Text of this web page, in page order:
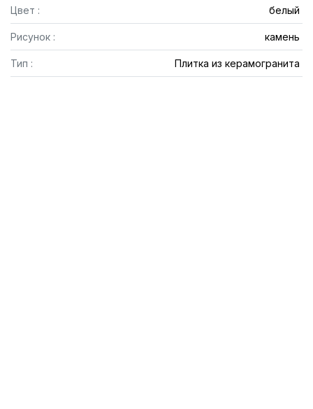
Цвет : белый
Рисунок : камень
Тип : Плитка из керамогранита